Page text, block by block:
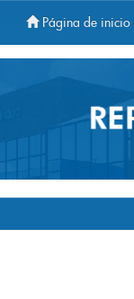
Página de inicio